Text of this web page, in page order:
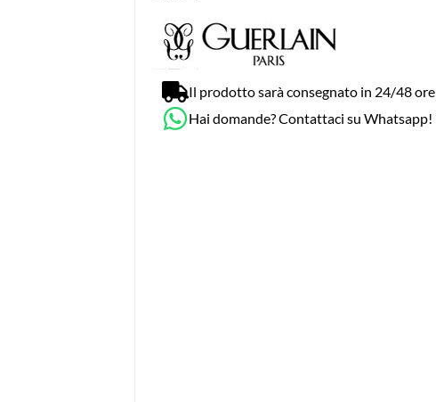
Il prodotto sarà consegnato in 24/48 ore
Hai domande? Contattaci su Whatsapp!